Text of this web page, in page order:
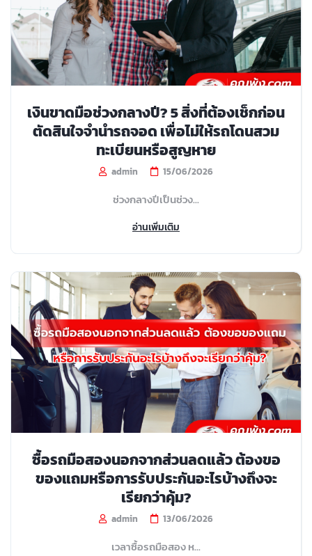
เงินขาดมือช่วงกลางปี? 5 สิ่งที่ต้องเช็กก่อน
ตัดสินใจจำนำรถจอด เพื่อไม่ให้รถโดนสวม
ทะเบียนหรือสูญหาย
admin 15/06/2026
ช่วงกลางปีเป็นช่วง...
อ่านเพิ่มเติม
ซื้อรถมือสองนอกจากส่วนลดแล้ว ต้องขอ
ของแถมหรือการรับประกันอะไรบ้างถึงจะ
เรียกว่าคุ้ม?
admin 13/06/2026
เวลาซื้อรถมือสอง ห...